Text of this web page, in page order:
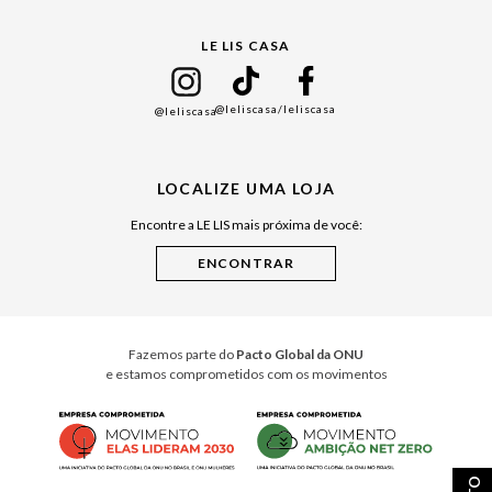
Cuidados Casa
LE LIS CASA
@leliscasa@leliscasa/leliscasa
LOCALIZE UMA LOJA
Encontre a LE LIS mais próxima de você:
Fazemos parte do Pacto Global da ONU
e estamos comprometidos com os movimentos